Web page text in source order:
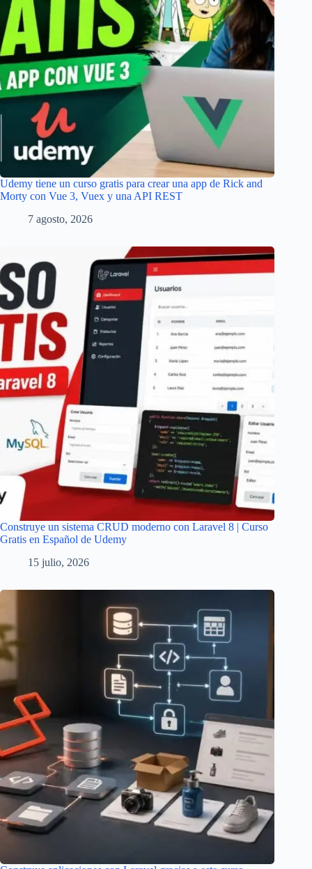
Udemy tiene un curso gratis para crear una app de Rick and
Morty con Vue 3, Vuex y una API REST
7 agosto, 2026
Construye un sistema CRUD moderno con Laravel 8 | Curso
Gratis en Español de Udemy
15 julio, 2026